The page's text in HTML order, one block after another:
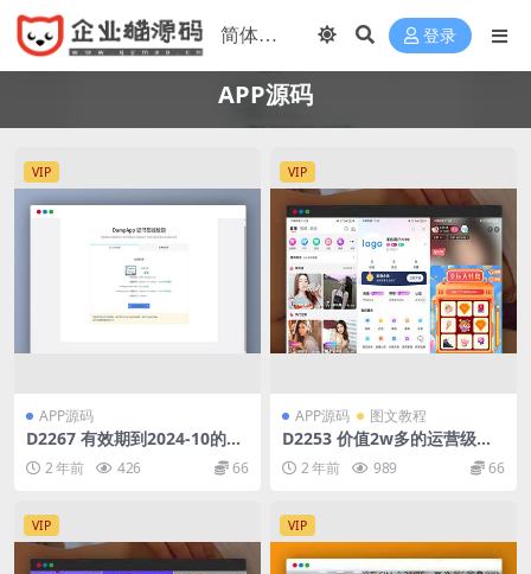
登录
APP源码
VIP
APP源码
D2267 有效期到2024-10的苹
果IPA软件证书 苹果签名证书
2 年前 426 66
VIP
APP源码 图文教程
D2253 价值2w多的运营级手
机直播商城平台源码
2 年前 989 66
VIP VIP